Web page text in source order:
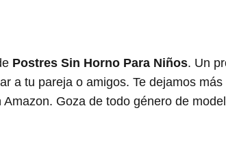
Postres Sin Horno Para Niños. Un
a tu pareja o amigos. Te dejamos
Goza de todo género de